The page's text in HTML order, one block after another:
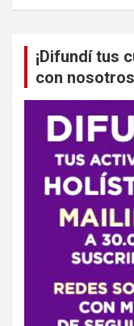
¡Difundí tus
con